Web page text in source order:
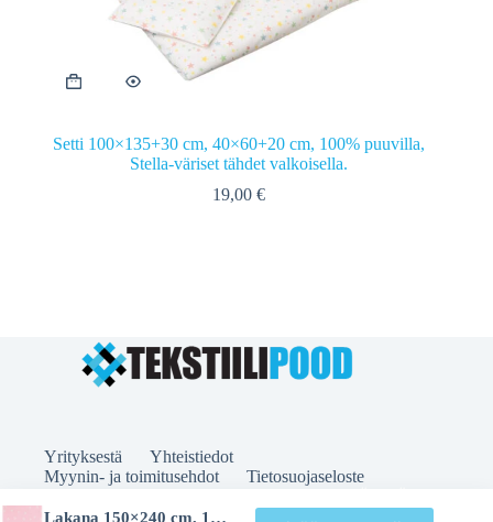
Setti 100×135+30 cm, 40×60+20 cm, 100% puuvilla,
Stella-väriset tähdet valkoisella.
19,00€
Yrityksestä
Yhteistiedot
Myynin- ja toimitusehdot
Tietosuojaseloste
52B, TALLINN | EMAIL: INFO@TEKSTIILIPOOD.EE |
Lakana 150×240 cm, 100% puuvillaa, MARS-TÄHDET, Pinkki